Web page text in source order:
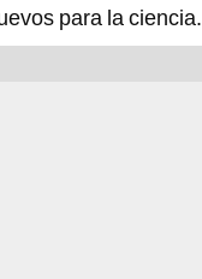
para la ciencia.